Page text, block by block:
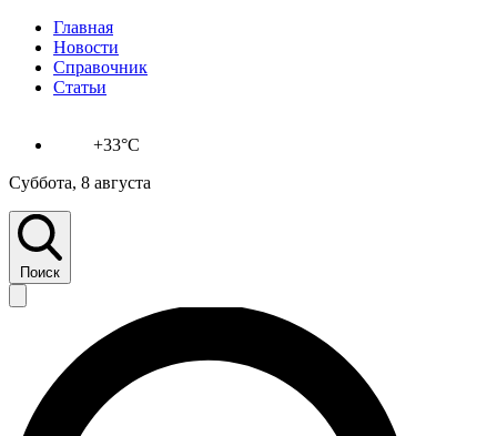
Главная
Новости
Справочник
Статьи
+33°C
Суббота, 8 августа
Поиск